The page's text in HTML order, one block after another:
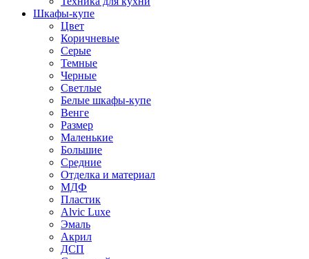
Шкафы-купе
Цвет
Коричневые
Серые
Темные
Черные
Светлые
Белые шкафы-купе
Венге
Размер
Маленькие
Большие
Средние
Отделка и материал
МДФ
Пластик
Alvic Luxe
Эмаль
Акрил
ДСП